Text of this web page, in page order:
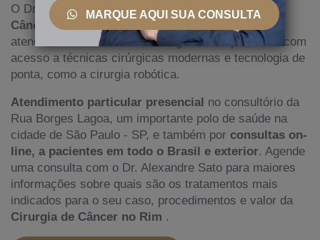
O Dr. Alexandre Sato é médico especialista em
Câncer no Rim
, que se diferencia por oferecer
atendimento de excelência, diagnósticos precisos, com
acesso a técnicas cirúrgicas modernas e tecnologia de
ponta, como a cirurgia robótica.
Atendimento particular presencial no consultório da
Rua Borges Lagoa, um importante polo de saúde na
cidade de São Paulo - SP, e também por consultas on-
line, a pacientes em todo o Brasil e exterior. Agende
uma consulta com o Dr. Alexandre Sato para maiores
informações sobre quais são os tratamentos mais
indicados para o seu caso, procedimentos e valor da
Cirurgia de Câncer no Rim .
MARQUE AQUI SUA CONSULTA